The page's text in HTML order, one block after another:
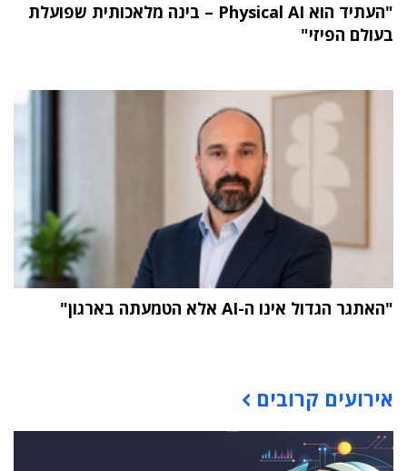
"העתיד הוא Physical AI – בינה מלאכותית שפועלת
בעולם הפיזי"
"האתגר הגדול אינו ה-AI אלא הטמעתה בארגון"
אירועים קרובים